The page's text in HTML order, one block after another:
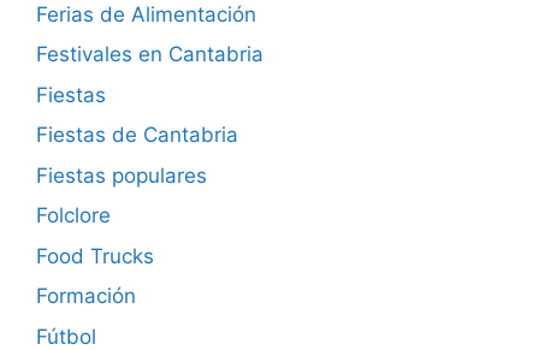
Ferias de Alimentación
Festivales en Cantabria
Fiestas
Fiestas de Cantabria
Fiestas populares
Folclore
Food Trucks
Formación
Fútbol